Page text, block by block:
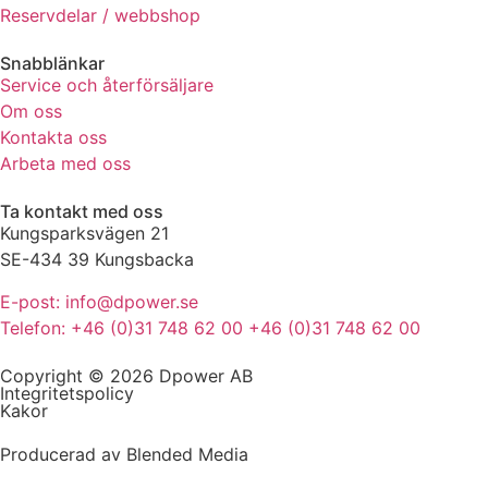
Reservdelar / webbshop
Snabblänkar
Service och återförsäljare
Om oss
Kontakta oss
Arbeta med oss
Ta kontakt med oss
Kungsparksvägen 21
SE-434 39 Kungsbacka
E-post: info@dpower.se
Telefon: +46 (0)31 748 62 00 +46 (0)31 748 62 00
Copyright © 2026 Dpower AB
Integritetspolicy
Kakor
Producerad av Blended Media
de här
kommer viss
funktionalitet
att försvinna
från
hemsidan.
Marknadsföring
Genom att dela
med dig av dina
intressen och ditt
beteende när du
surfar ökar du
personligt
anpassat innehåll
och erbjudanden.